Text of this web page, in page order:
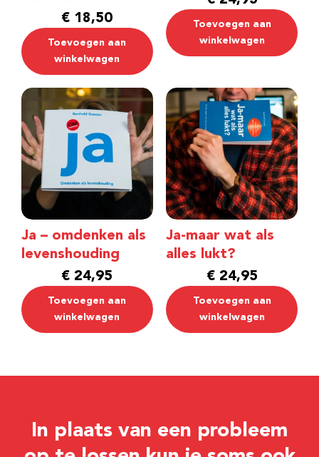
€ 18,50
Toevoegen aan
winkelwagen
Toevoegen aan
winkelwagen
Ja – omdenken als
levenshouding
€ 24,95
Toevoegen aan
winkelwagen
Ja-maar wat als
alles lukt?
€24,95
Toevoegen aan
winkelwagen
In plaats van een probleem